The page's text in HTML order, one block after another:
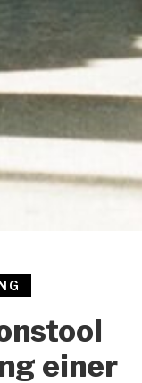
einer